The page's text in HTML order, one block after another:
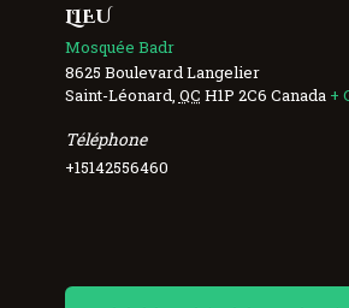
LIEU
Mosquée Badr
8625 Boulevard Langelier
Saint-Léonard, QC H1P 2C6 Canada +
Téléphone
+15142556460